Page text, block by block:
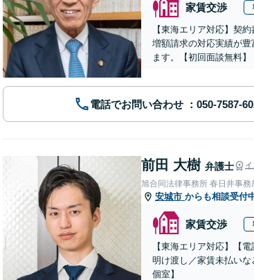
家賃交渉
【東海エリア対応】契
増額請求の対応実績が
ます。【初回面談無料】
電話でお問い合わせ
前田 大樹 弁護士
旭合同法律事務所 春日井事務
安城市 からも相談受付
家賃交渉
【東海エリア対応】【
明け渡し／家賃未払い
個室】